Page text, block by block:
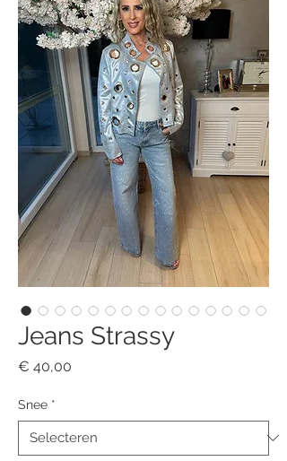
Jeans Strassy
€ 40,00
Snee *